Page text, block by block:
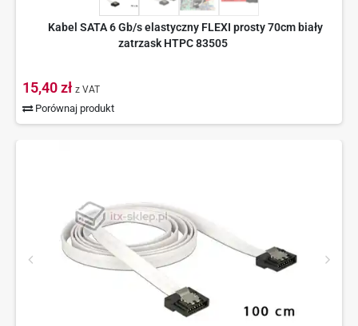
Kabel SATA 6 Gb/s elastyczny FLEXI prosty 70cm biały
zatrzask HTPC 83505
15,40 zł z VAT
Porównaj produkt